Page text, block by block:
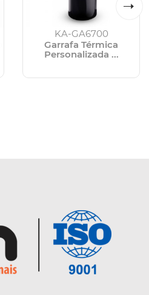
KA-GA6700
Garrafa Térmica
Personalizada ...